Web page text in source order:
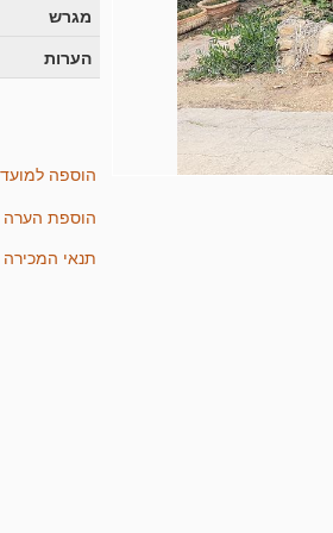
מגרש
הערות
הוספה
הוספת הערה
תנאי המכירה